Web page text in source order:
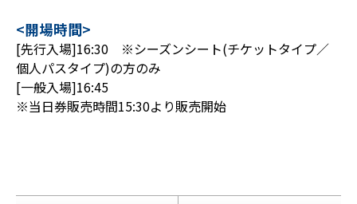
<開場時間>
[先行入場]16:30 ※シーズンシート(チケットタイプ／
個人パスタイプ)の方のみ
[一般入場]16:45
※当日券販売時間15:30より販売開始